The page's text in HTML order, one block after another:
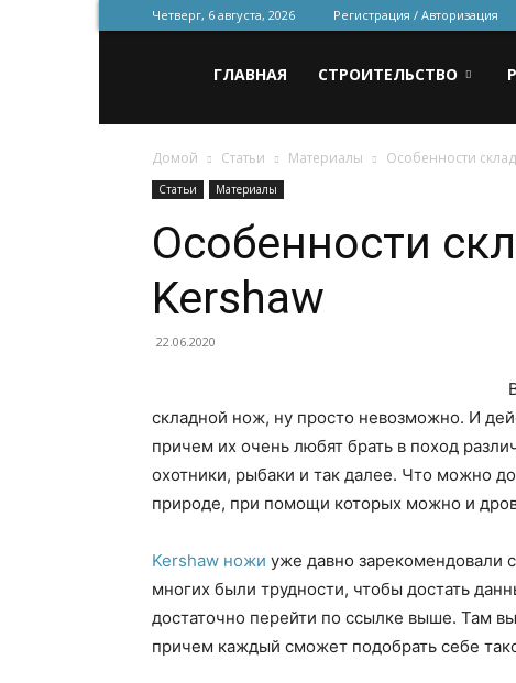
Четверг, 6 августа, 2026 Регистрация / Авторизация
для
строительства
и
ремонта
ГЛАВНАЯ СТРОИТЕЛЬСТВО
Домой Статьи Материалы Особенности
Статьи Материалы
Особенности
Kershaw
22.06.2020
складной нож, ну просто невозможно. И
причем их очень любят брать в поход
охотники, рыбаки и так далее. Что можно
природе, при помощи которых можно и
Kershaw ножи уже давно зарекомендовали
многих были трудности, чтобы достать
достаточно перейти по ссылке выше. Там
причем каждый сможет подобрать себе